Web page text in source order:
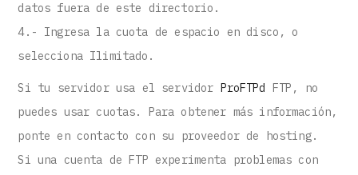
datos fuera de este directorio.
4.- Ingresa la cuota de espacio en disco, o
selecciona Ilimitado.
Si tu servidor usa el servidor ProFTPd FTP, no
puedes usar cuotas. Para obtener más información,
ponte en contacto con su proveedor de hosting.
Si una cuenta de FTP experimenta problemas con